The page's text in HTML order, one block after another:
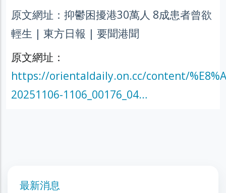
原文網址：抑鬱困擾港30萬人 8成患者曾欲
輕生 | 東方日報 | 要聞港聞
原文網址：
https://orientaldaily.on.cc/content/
20251106-1106_00176_04…
最新消息